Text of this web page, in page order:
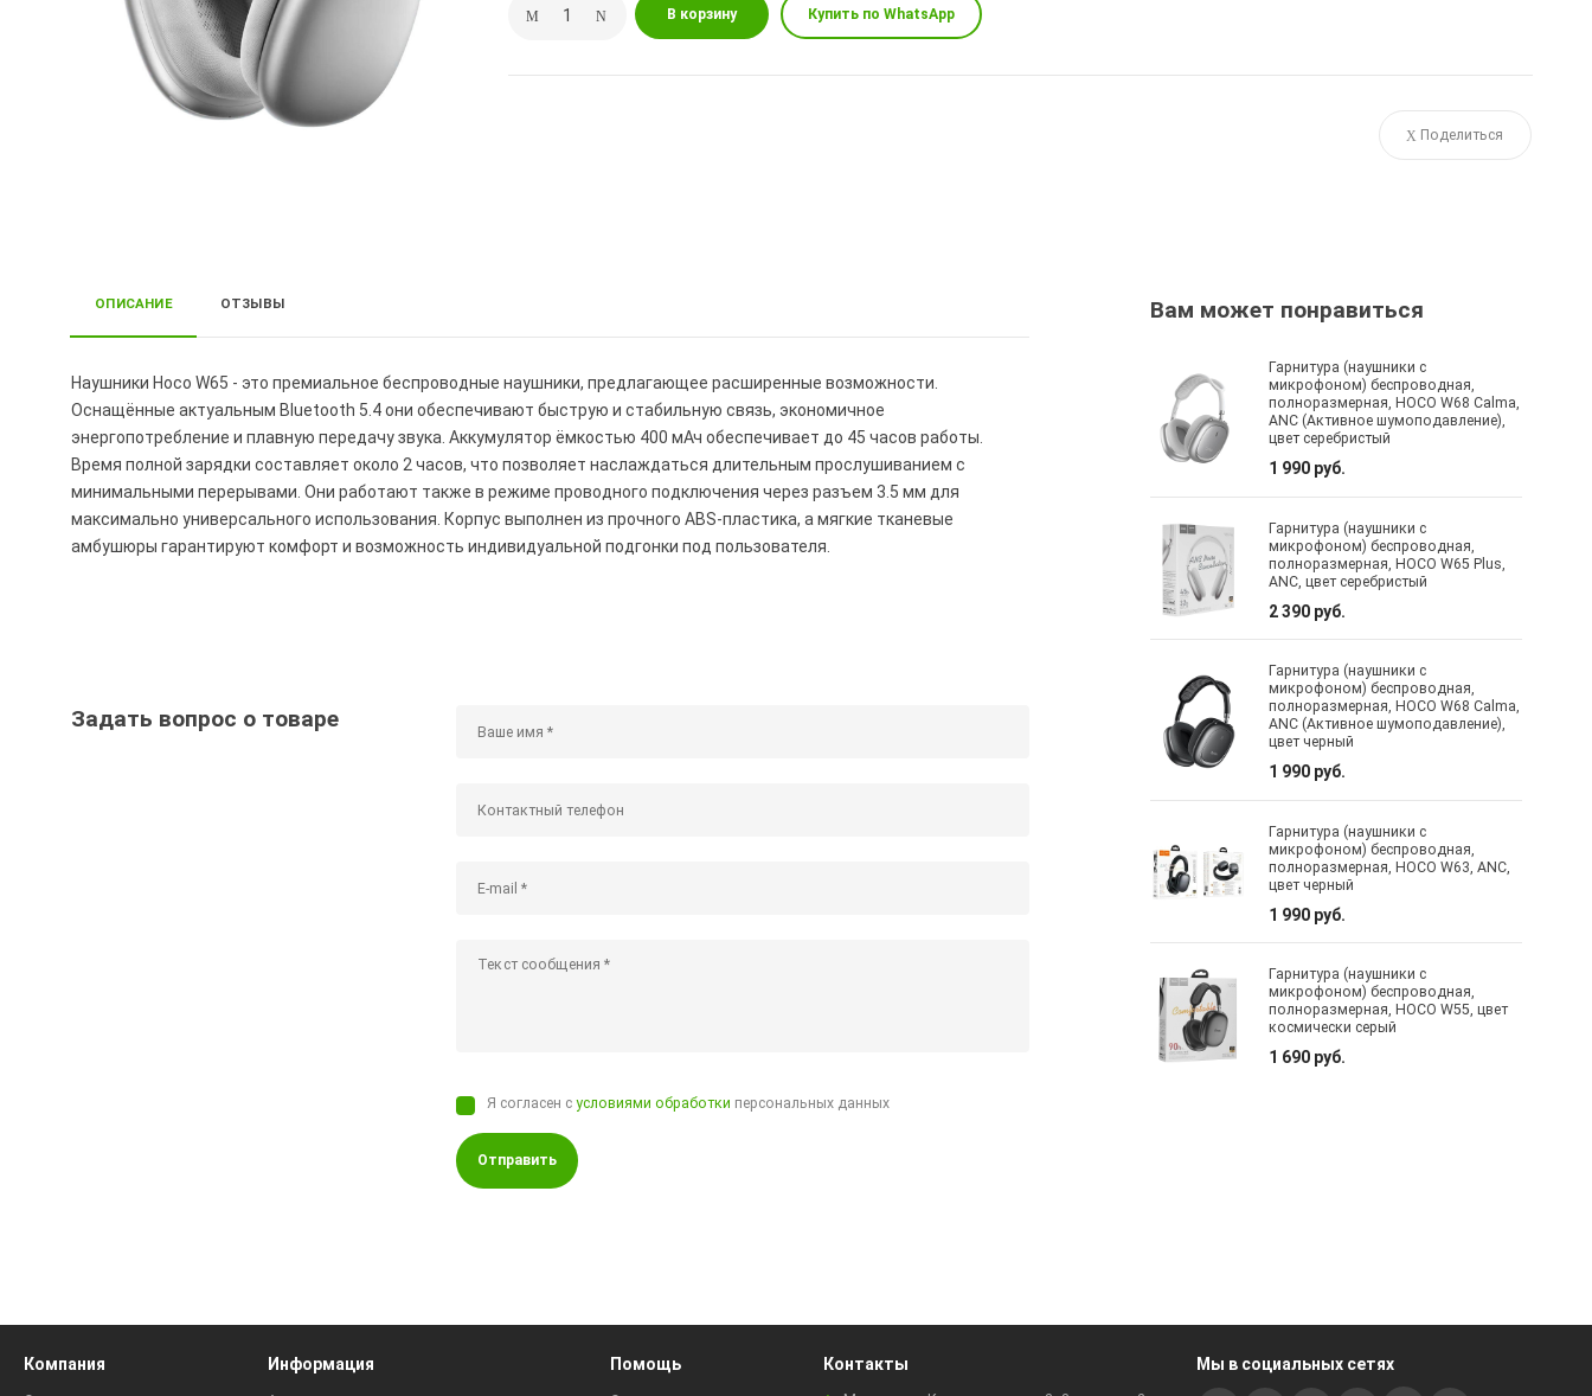
В корзину Купить по WhatsApp
Поделиться
ОПИСАНИЕ ОТЗЫВЫ
Наушники Hoco W65 - это премиальное беспроводные наушники, предлагающее расширенные возможности.
Оснащённые актуальным Bluetooth 5.4 они обеспечивают быструю и стабильную связь, экономичное
энергопотребление и плавную передачу звука. Аккумулятор ёмкостью 400 мАч обеспечивает до 45 часов работы.
Время полной зарядки составляет около 2 часов, что позволяет наслаждаться длительным прослушиванием с
минимальными перерывами. Они работают также в режиме проводного подключения через разъем 3.5 мм для
максимально универсального использования. Корпус выполнен из прочного ABS-пластика, а мягкие тканевые
амбушюры гарантируют комфорт и возможность индивидуальной подгонки под пользователя.
Задать вопрос о товаре
Я согласен сусловиями обработки персональных данных
Отправить
Вам может понравиться
Гарнитура (наушники с
микрофоном) беспроводная,
полноразмерная, HOCO W68 Calma,
ANC (Активное шумоподавление),
цвет серебристый
1 990 руб.
Гарнитура (наушники с
микрофоном) беспроводная,
полноразмерная, HOCO W65 Plus,
ANC, цвет серебристый
2 390 руб.
Гарнитура (наушники с
микрофоном) беспроводная,
полноразмерная, HOCO W68 Calma,
ANC (Активное шумоподавление),
цвет черный
1 990 руб.
Гарнитура (наушники с
микрофоном) беспроводная,
полноразмерная, HOCO W63, ANC,
цвет черный
1 990 руб.
Гарнитура (наушники с
микрофоном) беспроводная,
полноразмерная, HOCO W55, цвет
космически серый
1 690 руб.
Компания Информация Помощь Контакты Мы в социальных сетях